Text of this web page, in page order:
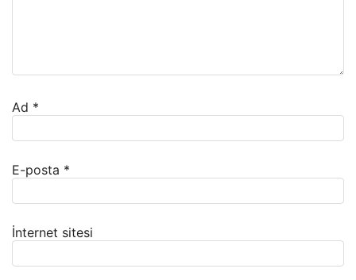
Ad *
E-posta *
İnternet sitesi